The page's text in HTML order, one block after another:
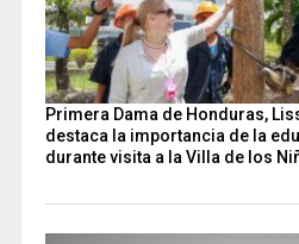
Primera Dama de Honduras,
destaca la importancia de la
durante visita a la Villa de los